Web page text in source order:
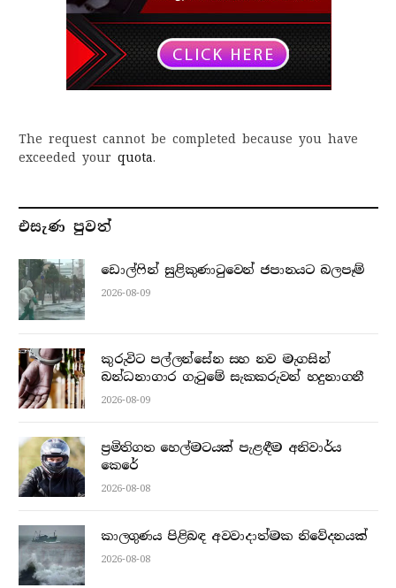
The request cannot be completed because you have
exceeded your quota.
එසැණ පුව​ත්
ඩොල්ෆින් සුළිකුණාටුවෙන් ජපානයට බලපෑම්
2026-08-09
කුරුවිට පල්ලන්සේන සහ නව මැගසින්
බන්ධනාගාර ගැටුමේ සැකකරුවන් හදුනාගනී
2026-08-09
ප්‍රමිතිගත හෙල්මටයක් පැළඳීම අනිවාර්ය
කෙරේ
2026-08-08
කාලගුණය පිළිබඳ අවවාදාත්මක නිවේදනයක්
2026-08-08